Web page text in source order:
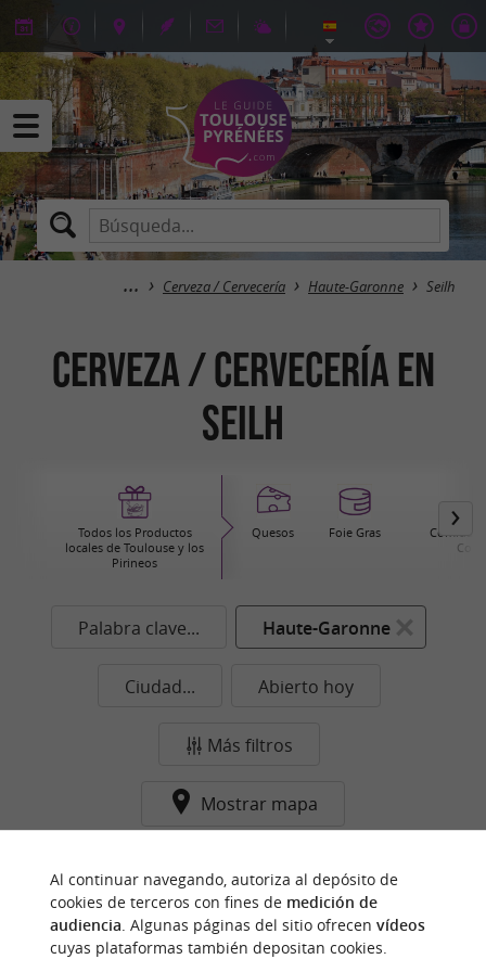
Cerveza / Cervecería Haute-Garonne Seilh
Cerveza / Cervecería en
Seilh
Todos los Productos
locales de Toulouse y los
Pirineos
Quesos Foie Gras
Comida
Palabra clave... Haute-Garonne
Ciudad... Abierto hoy
Más filtros
Mostrar mapa
momento...
Al continuar navegando, autoriza al depósito de
cookies de terceros con fines de medición de
audiencia . Algunas páginas del sitio ofrecen vídeos
cuyas plataformas también depositan cookies.